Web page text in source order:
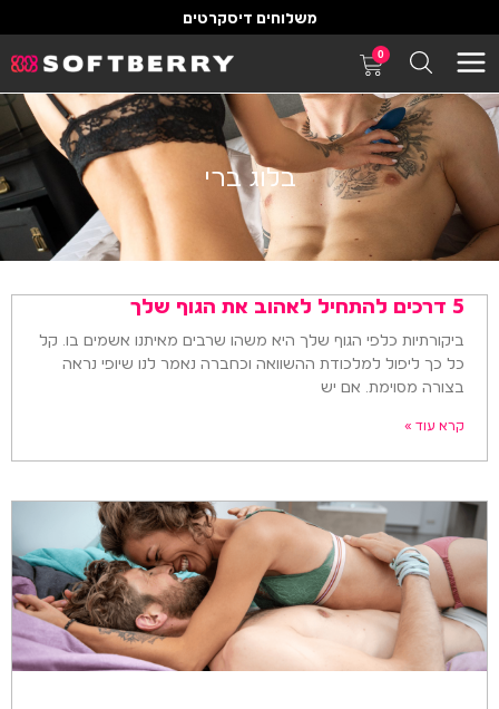
משלוחים דיסקרטים
0
בלוג ברי
5 דרכים להתחיל לאהוב את הגוף שלך
ביקורתיות כלפי הגוף שלך היא משהו שרבים מאיתנו אשמים בו. קל
כל כך ליפול למלכודת ההשוואה וכחברה נאמר לנו שיופי נראה
בצורה מסוימת. אם יש
קרא עוד »